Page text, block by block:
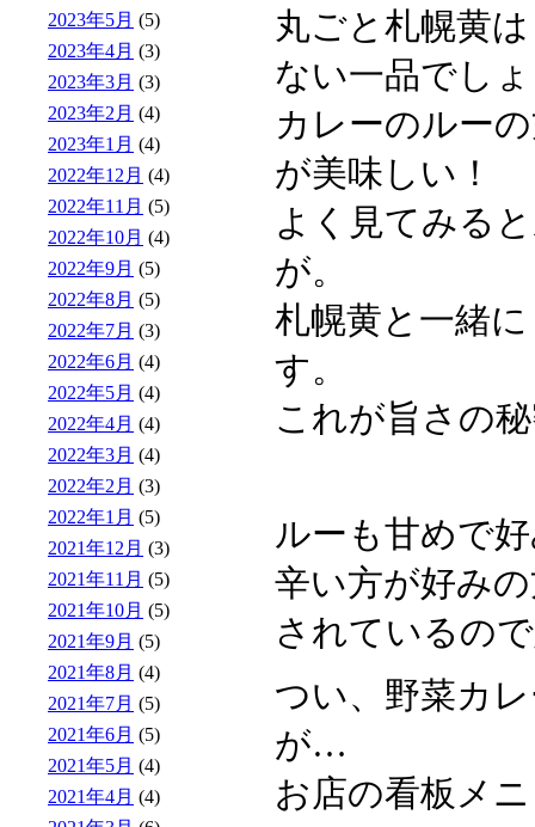
丸ごと札幌黄
ない一品でし
カレーのルー
が美味しい！
よく見てみる
が。
札幌黄と一緒
す。
これが旨さの
ルーも甘めで
辛い方が好み
されているの
つい、野菜カ
が…
お店の看板メ
2023年5月 (5)
2023年4月 (3)
2023年3月 (3)
2023年2月 (4)
2023年1月 (4)
2022年12月 (4)
2022年11月 (5)
2022年10月 (4)
2022年9月 (5)
2022年8月 (5)
2022年7月 (3)
2022年6月 (4)
2022年5月 (4)
2022年4月 (4)
2022年3月 (4)
2022年2月 (3)
2022年1月 (5)
2021年12月 (3)
2021年11月 (5)
2021年10月 (5)
2021年9月 (5)
2021年8月 (4)
2021年7月 (5)
2021年6月 (5)
2021年5月 (4)
2021年4月 (4)